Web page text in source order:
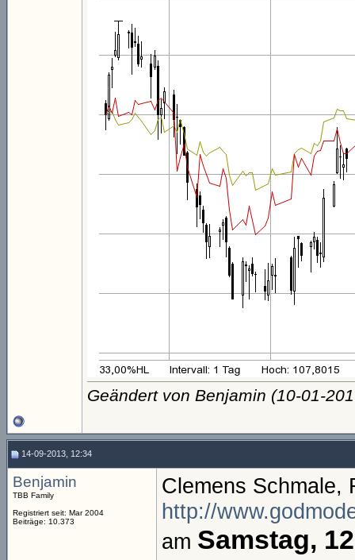
Geändert von Benjamin (10-01-
14-09-2013, 12:34
Benjamin
TBB Family
Registriert seit: Mar 2004
Beiträge: 10.373
Clemens Schmale,
http://
am Samstag,